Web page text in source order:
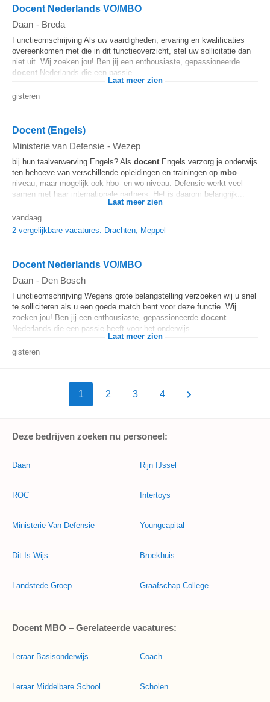
Docent Nederlands VO/MBO
Daan - Breda
Functieomschrijving Als uw vaardigheden, ervaring en kwalificaties
overeenkomen met die in dit functieoverzicht, stel uw sollicitatie dan
niet uit. Wij zoeken jou! Ben jij een enthousiaste, gepassioneerde
docent Nederlands die een passie...
Laat meer zien
gisteren
Docent (Engels)
Ministerie van Defensie - Wezep
bij hun taalverwerving Engels? Als docentEngels verzorg je onderwijs
ten behoeve van verschillende opleidingen en trainingen op mbo-
niveau, maar mogelijk ook hbo- en wo-niveau. Defensie werkt veel
samen met haar internationale partners. Het is daarom belangrijk...
Laat meer zien
vandaag
2 vergelijkbare vacatures: Drachten, Meppel
Docent Nederlands VO/MBO
Daan - Den Bosch
Functieomschrijving Wegens grote belangstelling verzoeken wij u snel
te solliciteren als u een goede match bent voor deze functie. Wij
zoeken jou! Ben jij een enthousiaste, gepassioneerde docent
Nederlands die een passie heeft voor het onderwijs...
Laat meer zien
gisteren
1 2 3 4
Deze bedrijven zoeken nu personeel:
Daan
ROC
Ministerie Van Defensie
Dit Is Wijs
Landstede Groep
Rijn IJssel
Intertoys
Youngcapital
Broekhuis
Graafschap College
Docent MBO – Gerelateerde vacatures:
Leraar Basisonderwijs
Leraar Middelbare School
Coach
Scholen